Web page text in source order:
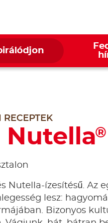
RECEPTEK
Nutella®
Nutella-ízesítésű. Az
lesz:
Bizonyos